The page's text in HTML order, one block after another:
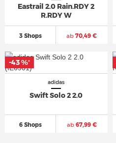
Eastrail 2.0 Rain.RDY 2
R.RDY W
3 Shops ab 70,49 €
adidas
Swift Solo 2 2.0
6 Shops ab67,99 €
-43 %*
-43 %*